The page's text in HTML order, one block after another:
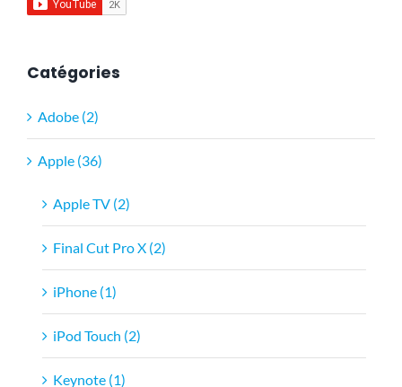
Catégories
Adobe (2)
Apple (36)
Apple TV (2)
Final Cut Pro X (2)
iPhone (1)
iPod Touch (2)
Keynote (1)